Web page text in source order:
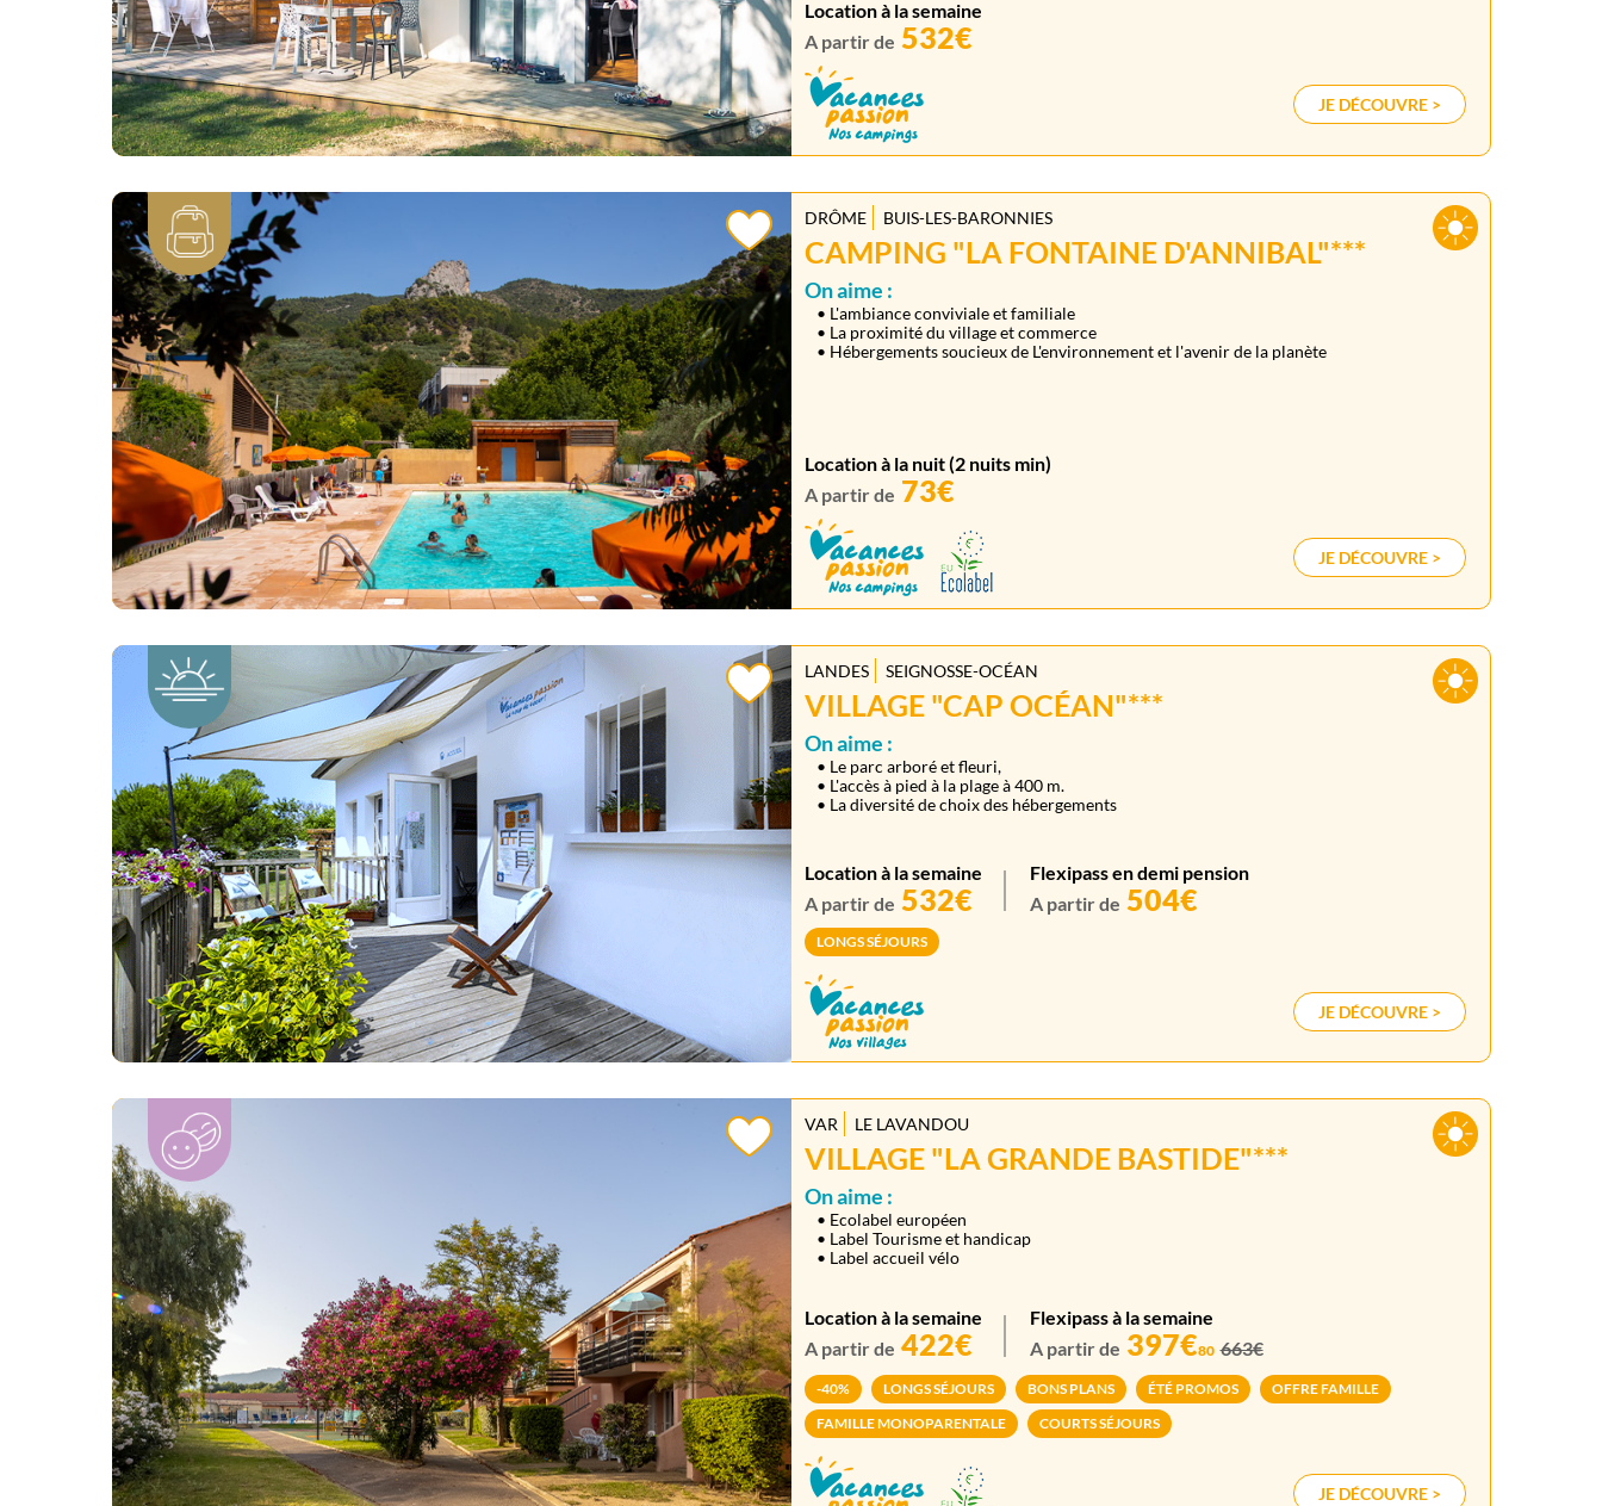
Location à la semaine
A partir de 532€
JE DÉCOUVRE >
DRÔME BUIS-LES-BARONNIES
CAMPING "LA FONTAINE D'ANNIBAL"***
On aime :
• L'ambiance conviviale et familiale
• La proximité du village et commerce
• Hébergements soucieux de L'environnement et l'avenir de la planète
Location à la nuit (2 nuits min)
A partir de 73€
JE DÉCOUVRE >
LANDES SEIGNOSSE-OCÉAN
VILLAGE "CAP OCÉAN"***
On aime :
• Le parc arboré et fleuri,
• L'accès à pied à la plage à 400 m.
• La diversité de choix des hébergements
Location à la semaine
A partir de 532€
Flexipass en demi pension
A partir de 504€
LONGS SÉJOURS
JE DÉCOUVRE >
VAR LE LAVANDOU
VILLAGE "LA GRANDE BASTIDE"***
On aime :
• Ecolabel européen
• Label Tourisme et handicap
• Label accueil vélo
Location à la semaine
A partir de 422€
Flexipass à la semaine
A partir de 397€80 663€
-40% LONGS SÉJOURS BONS PLANS ÉTÉ PROMOS
OFFRE FAMILLE
FAMILLE MONOPARENTALE
COURTS SÉJOURS
JE DÉCOUVRE >